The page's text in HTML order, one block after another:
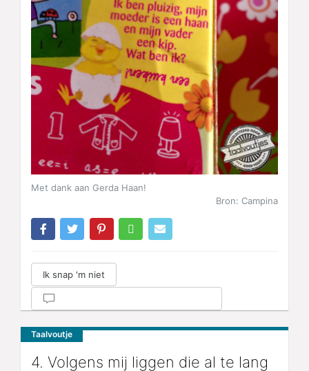
Met dank aan Gerda Haan!
Bron: Campina
Ik snap 'm niet
Taalvoutje
4. Volgens mij liggen die al te lang